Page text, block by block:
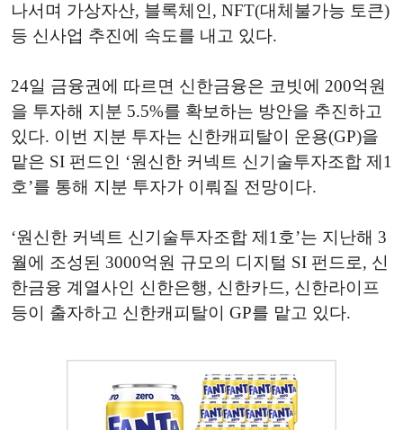
나서며 가상자산, 블록체인, NFT(대체불가능 토큰)
등 신사업 추진에 속도를 내고 있다.
24일 금융권에 따르면 신한금융은 코빗에 200억원
을 투자해 지분 5.5%를 확보하는 방안을 추진하고
있다. 이번 지분 투자는 신한캐피탈이 운용(GP)을
맡은 SI 펀드인 ‘원신한 커넥트 신기술투자조합 제1
호’를 통해 지분 투자가 이뤄질 전망이다.
‘원신한 커넥트 신기술투자조합 제1호’는 지난해 3
월에 조성된 3000억원 규모의 디지털 SI 펀드로, 신
한금융 계열사인 신한은행, 신한카드, 신한라이프
등이 출자하고 신한캐피탈이 GP를 맡고 있다.